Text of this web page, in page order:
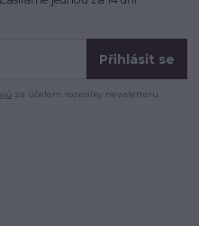
Přihlásit se
za účelem rozesílky newsletteru.